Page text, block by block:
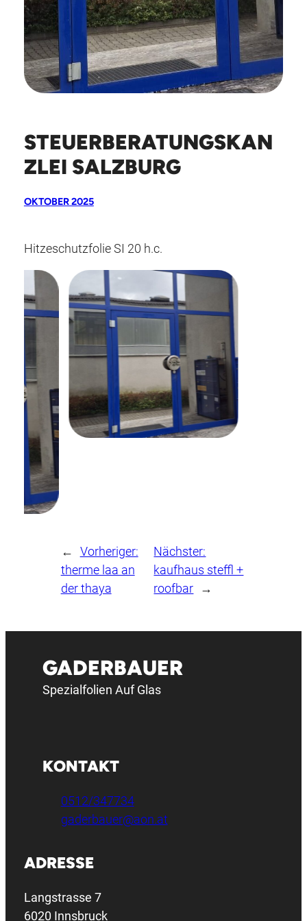
STEUERBERATUNGSKAN
ZLEI SALZBURG
OKTOBER 2025
Hitzeschutzfolie SI 20 h.c.
←
Vorheriger:
therme laa an
der thaya
Nächster:
kaufhaus steffl +
roofbar
→
GADERBAUER
Spezialfolien Auf Glas
KONTAKT
0512/347734
gaderbauer@aon.at
ADRESSE
Langstrasse 7
6020 Innsbruck